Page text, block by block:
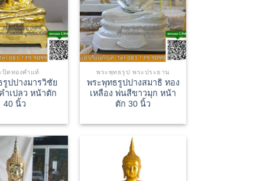
ปิดทองคำแท้
รูปปางมารวิชัย
ำเปลว หน้าตัก
40 นิ้ว
พระพุทธรูป พระประธาน
พระพุทธรูปปางสมาธิ ทอง
เหลือง พ่นสีขาวมุก หน้า
ตัก 30 นิ้ว